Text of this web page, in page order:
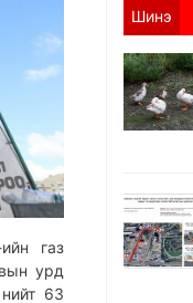
газ
урд
63
Шинэ